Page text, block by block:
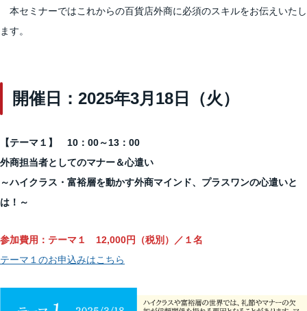
本セミナーではこれからの百貨店外商に必須のスキルをお伝えいたし
ます。
開催日：2025年3月18日（火）
【テーマ１】 10：00～13：00
外商担当者としてのマナー＆心遣い
～ハイクラス・富裕層を動かす外商マインド、プラスワンの心遣いと
は！～
参加費用：テーマ１ 12,000円（税別）／１名
テーマ１のお申込みはこちら